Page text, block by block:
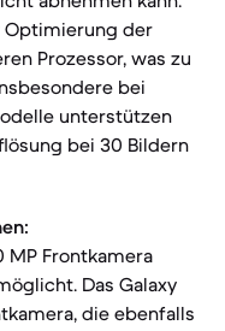
Optimierung der
Prozessor, was zu
bei
unterstützen
bei 30 Bildern
MP Frontkamera
Das Galaxy
die ebenfalls